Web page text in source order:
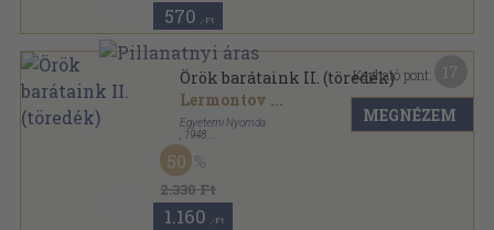
570 ,-Ft
Örök barátaink II. (töredék)
Lermontov ...
Egyetemi Nyomda
1948
Félvászon
2.330 Ft
50
1.160 ,-Ft
Kapható pont:
MEGNÉZEM